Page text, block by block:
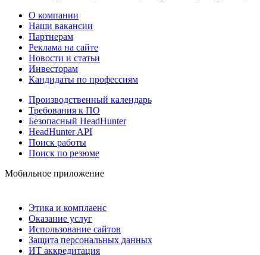
О компании
Наши вакансии
Партнерам
Реклама на сайте
Новости и статьи
Инвесторам
Кандидаты по профессиям
Производственный календарь
Требования к ПО
Безопасный HeadHunter
HeadHunter API
Поиск работы
Поиск по резюме
Мобильное приложение
Этика и комплаенс
Оказание услуг
Использование сайтов
Защита персональных данных
ИТ аккредитация